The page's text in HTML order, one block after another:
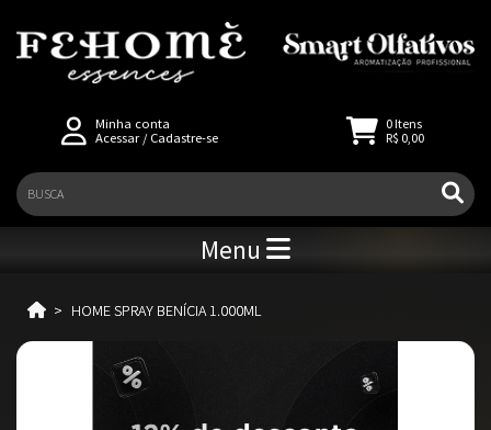
Minha conta
Acessar/ Cadastre-se
0Itens
R$ 0,00
Menu
HOME SPRAY BENÍCIA 1.000ML